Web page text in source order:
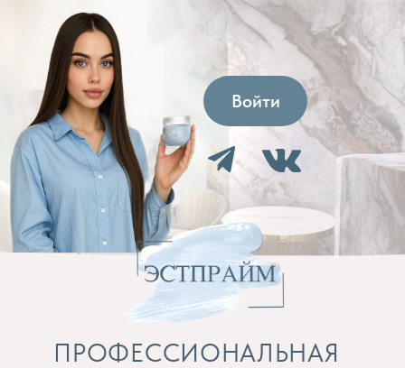
Препараты для косметолога и расходные
материалы
ПРОФЕССИОНАЛЬНАЯ
КОСМЕТИКА
Бренды